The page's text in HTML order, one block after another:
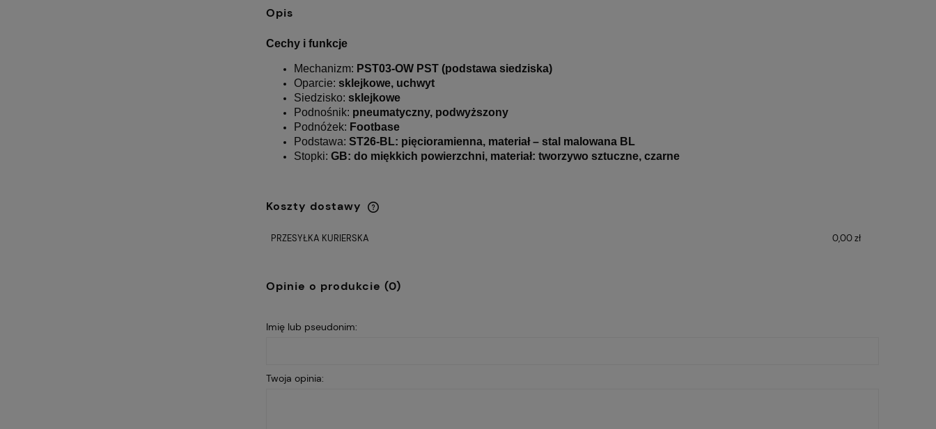
Opis
Cechy i funkcje
Mechanizm: PST03-OW PST (podstawa siedziska)
Oparcie: sklejkowe, uchwyt
Siedzisko: sklejkowe
Podnośnik: pneumatyczny, podwyższony
Podnóżek: Footbase
Podstawa: ST26-BL: pięcioramienna, materiał – stal malowana BL
Stopki: GB: do miękkich powierzchni, materiał: tworzywo sztuczne, czarne
Koszty dostawy
PRZESYŁKA KURIERSKA 0,00 zł
Opinie o produkcie (0)
Imię lub pseudonim:
Twoja opinia: